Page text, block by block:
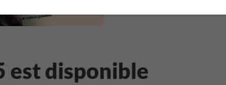
est disponible